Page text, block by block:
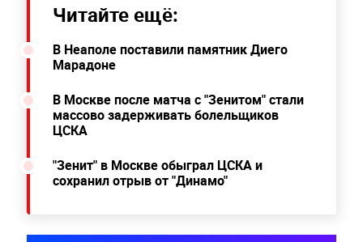
Читайте ещё:
В Неаполе поставили памятник Диего
Марадоне
В Москве после матча с "Зенитом" стали
массово задерживать болельщиков
ЦСКА
"Зенит" в Москве обыграл ЦСКА и
сохранил отрыв от "Динамо"